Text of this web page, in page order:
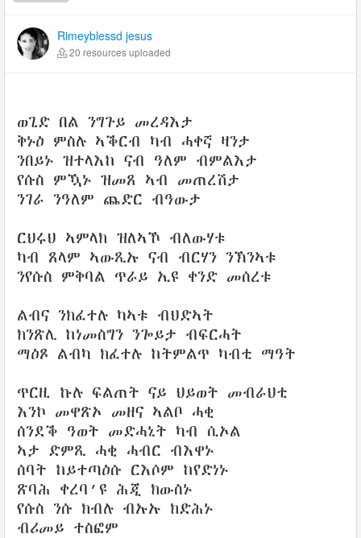
Rimeyblessd jesus
20 resources uploaded
ወጊድ በል ንግጉይ መረዳእታ
ቅኑዕ ምስሉ ኣቕርብ ካብ ሓቀኛ ዛንታ
ንበይኑ ዝተላእከ ናብ ዓለም ብምልእታ
የሱስ ምዃኑ ዝመጸ ኣብ መጠረሽታ
ንገራ ንዓለም ጨድር ብዓውታ
ርህሩህ ኣምላክ ዝለኣኾ ብለውሃቱ
ካብ ጸላም ኣውጺኡ ናብ ብርሃን ንኽንኣቱ
ንየሱስ ምቅባል ጥራይ ኢዩ ቀንድ መሰረቱ
ልብና ንክፈተሉ ካኣቱ ብህድኣት
ክንጽሊ ከነመስግን ንጐይታ ብፍርሓት
ማዕጾ ልብካ ክፈተሉ ከትምልጥ ካብቲ ማዓት
ጥርዚ ኩሉ ፍልጠት ናይ ህይወት መብራህቲ
እንኮ መዋጽኦ መዘና ኣልቦ ሓቂ
ሰንደቕ ዓወት መድሓኒት ካብ ሲኦል
ኣታ ድምጺ ሓቂ ሓብር ብእዋኑ
ሰባት ከይተጣዕሱ ርእሶም ከየድነኑ
ጽባሕ ቀረባ’ዩ ሕጂ ክውስኑ
የሱስ ንሱ ክብሉ ብኡኡ ክድሕኑ
ብሪመይ ተስፎም